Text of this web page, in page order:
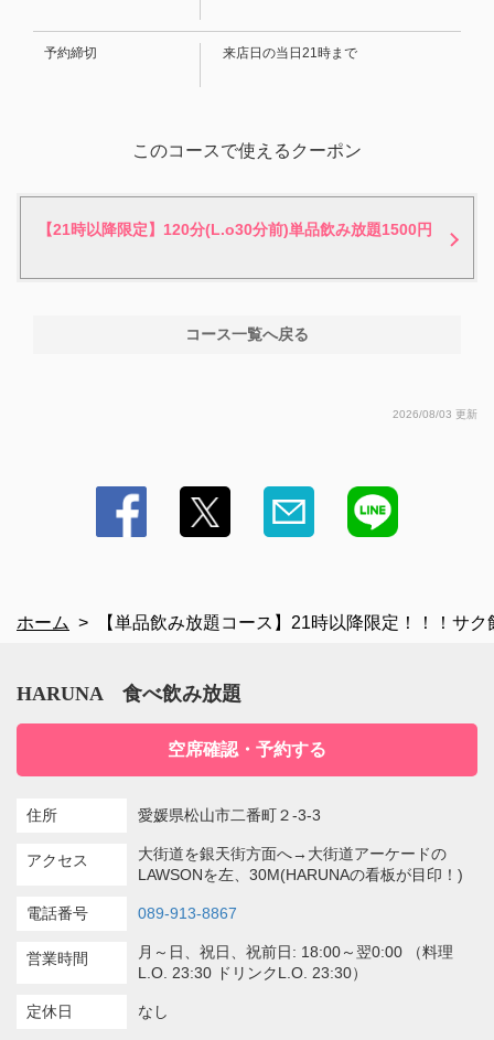
ズ・パインソーダ(ノンアルコールカクテルです)
・ウーロン茶・オレンジジュース・グレープフルーツジュース
予約締切 来店日の当日21時まで
このコースで使えるクーポン
【21時以降限定】120分(L.o30分前)単品飲み放題1500円
コース一覧へ戻る
2026/08/03 更新
ホーム 【単品飲み放題コース】21時以降限定！！！サ
HARUNA 食べ飲み放題
空席確認・予約する
住所 愛媛県松山市二番町２-3-3
アクセス
大街道を銀天街方面へ→大街道アーケードの
LAWSONを左、30M(HARUNAの看板が目印！)
電話番号 089-913-8867
営業時間
月～日、祝日、祝前日: 18:00～翌0:00 （料理
L.O. 23:30 ドリンクL.O. 23:30）
定休日 なし